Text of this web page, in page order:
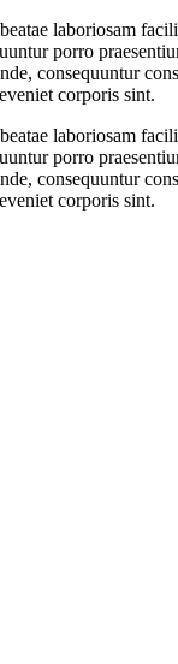
laboriosam
porro
consequuntur
corporis sint.
laboriosam
porro
consequuntur
corporis sint.